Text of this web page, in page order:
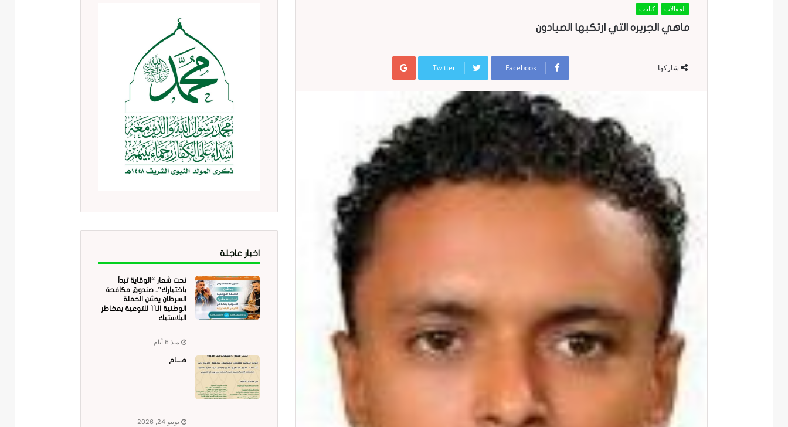
المقالات كتابات
ماهي الجريره التي ارتكبها الصيادون
شاركها Facebook
Twitter
Google+
اخبار عاجلة
تحت شعار “الوقاية تبدأ
باختيارك”.. صندوق مكافحة
السرطان يدشن الحملة
الوطنية الـ11 للتوعية بمخاطر
البلاستيك
منذ 6 أيام
هــــام
يونيو 24, 2026